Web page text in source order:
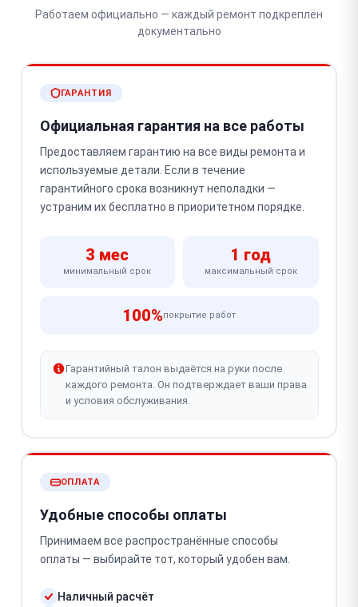
Работаем официально — каждый ремонт подкреплён
документально
ГАРАНТИЯ
Официальная гарантия на все работы
Предоставляем гарантию на все виды ремонта и
используемые детали. Если в течение
гарантийного срока возникнут неполадки —
устраним их бесплатно в приоритетном порядке.
3 мес
минимальный срок
1 год
максимальный срок
100%покрытие работ
Гарантийный талон выдаётся на руки после
каждого ремонта. Он подтверждает ваши права
и условия обслуживания.
ОПЛАТА
Удобные способы оплаты
Принимаем все распространённые способы
оплаты — выбирайте тот, который удобен вам.
Наличный расчёт